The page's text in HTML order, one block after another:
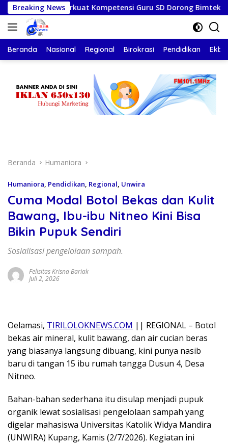
Langsung
ke
konten
Breaking News
Perkuat Kompetensi Guru SD Dorong Bimtek Berkelanjutan
Beranda Nasional Regional Birokrasi Pendidikan Ekbis
Beranda Humaniora
Humaniora, Pendidikan, Regional, Unwira
Cuma Modal Botol Bekas dan Kulit
Bawang, Ibu-ibu Nitneo Kini Bisa
Bikin Pupuk Sendiri
Sosialisasi pengelolaan sampah.
Felisitas Krisna Bariak
Juli 2, 2026
Oelamasi, TIRILOLOKNEWS.COM || REGIONAL – Botol
bekas air mineral, kulit bawang, dan air cucian beras
yang biasanya langsung dibuang, kini punya nasib
baru di tangan 15 ibu rumah tangga Dusun 4, Desa
Nitneo.
Bahan-bahan sederhana itu disulap menjadi pupuk
organik lewat sosialisasi pengelolaan sampah yang
digelar mahasiswa Universitas Katolik Widya Mandira
(UNWIRA) Kupang, Kamis (2/7/2026). Kegiatan ini